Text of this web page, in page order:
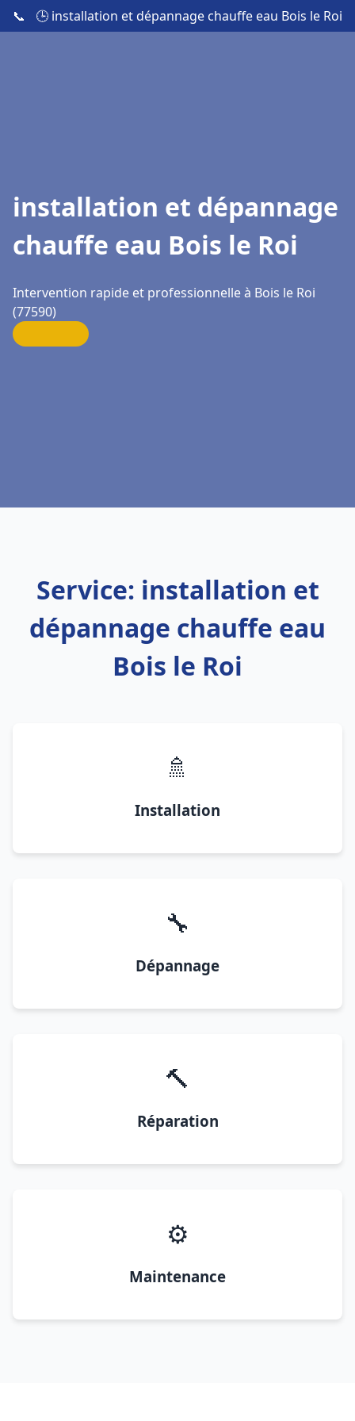
📞 🕒 installation et dépannage chauffe eau Bois le Roi
installation et dépannage
chauffe eau Bois le Roi
Intervention rapide et professionnelle à Bois le Roi
(77590)
Service: installation et
dépannage chauffe eau
Bois le Roi
🚿
Installation
🔧
Dépannage
🔨
Réparation
⚙️
Maintenance